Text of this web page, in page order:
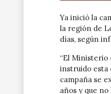
Ya inició la
la región de
días, según
“El Ministerio
instruido esta
campaña se
años y que